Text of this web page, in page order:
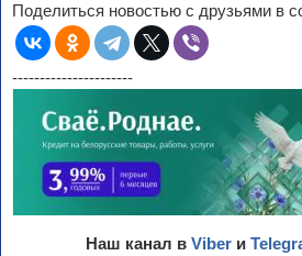
Поделиться новостью с друзьями в
----------------------
Наш канал в Viber и